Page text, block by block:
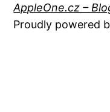
AppleOne.cz –
Proudly powered